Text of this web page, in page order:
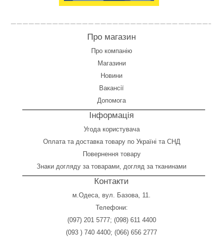
Про магазин
Про компанію
Магазини
Новини
Вакансії
Допомога
Інформація
Угода користувача
Оплата та доставка товару по Україні та СНД
Повернення товару
Знаки догляду за товарами, догляд за тканинами
Контакти
м.Одеса, вул. Базова, 11.
Телефони:
(097) 201 5777; (098) 611 4400
(093 ) 740 4400; (066) 656 2777